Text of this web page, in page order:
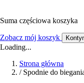
Suma częściowa koszyka
Zobacz mój koszyk
Loading...
Strona główna
/ Spodnie do